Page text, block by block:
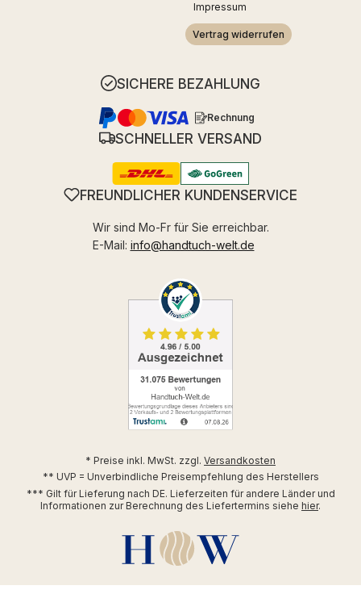
Impressum
Vertrag widerrufen
SICHERE BEZAHLUNG
Rechnung
SCHNELLER VERSAND
FREUNDLICHER KUNDENSERVICE
Wir sind Mo-Fr für Sie erreichbar.
E-Mail: info@handtuch-welt.de
* Preise inkl. MwSt. zzgl. Versandkosten
** UVP = Unverbindliche Preisempfehlung des Herstellers
*** Gilt für Lieferung nach DE. Lieferzeiten für andere Länder und
Informationen zur Berechnung des Liefertermins siehe hier.